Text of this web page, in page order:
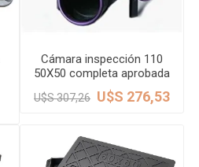
Cámara inspección 110
50X50 completa aprobada
SMART HOME
U$S 307,26 U$S 276,53